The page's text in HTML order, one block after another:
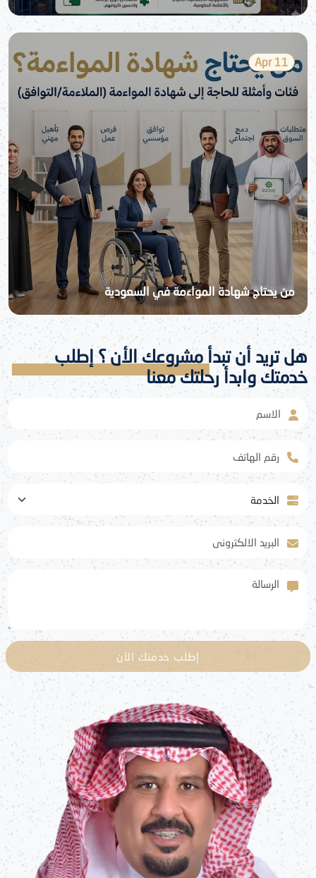
11 Apr
من يحتاج شهادة المواءمة في السعودية
هل تريد أن تبدأ مشروعك الأن ؟ إطلب
خدمتك وابدأ رحلتك معنا
الاسم
الرسالة
إطلب خدمتك الآن